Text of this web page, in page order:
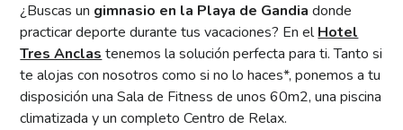
¿Buscas un gimnasio en la Playa de Gandia donde
practicar deporte durante tus vacaciones? En elHotel
Tres Anclastenemos la solución perfecta para ti. Tanto si
te alojas con nosotros como si no lo haces*, ponemos a tu
disposición una Sala de Fitness de unos 60m2, una piscina
climatizada y un completo Centro de Relax.